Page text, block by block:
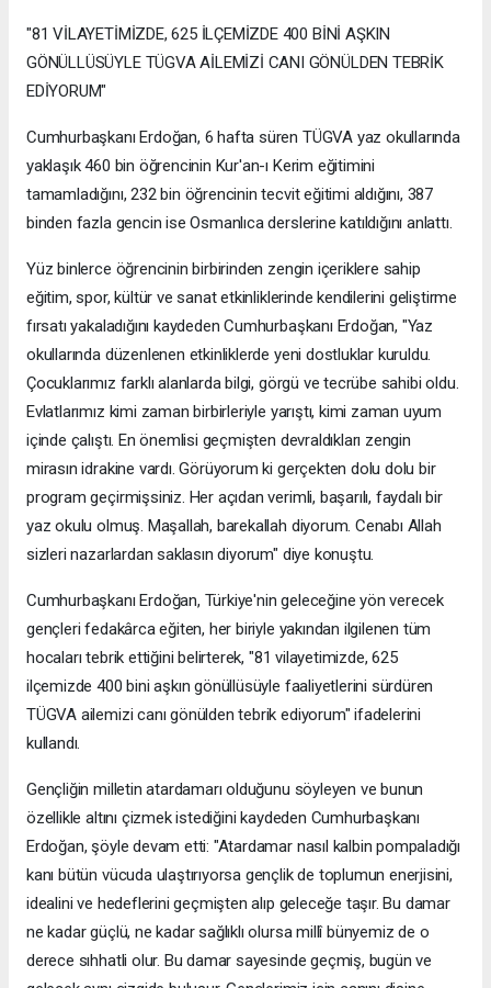
"81 VİLAYETİMİZDE, 625 İLÇEMİZDE 400 BİNİ AŞKIN
GÖNÜLLÜSÜYLE TÜGVA AİLEMİZİ CANI GÖNÜLDEN TEBRİK
EDİYORUM"
Cumhurbaşkanı Erdoğan, 6 hafta süren TÜGVA yaz okullarında
yaklaşık 460 bin öğrencinin Kur'an-ı Kerim eğitimini
tamamladığını, 232 bin öğrencinin tecvit eğitimi aldığını, 387
binden fazla gencin ise Osmanlıca derslerine katıldığını anlattı.
Yüz binlerce öğrencinin birbirinden zengin içeriklere sahip
eğitim, spor, kültür ve sanat etkinliklerinde kendilerini geliştirme
fırsatı yakaladığını kaydeden Cumhurbaşkanı Erdoğan, "Yaz
okullarında düzenlenen etkinliklerde yeni dostluklar kuruldu.
Çocuklarımız farklı alanlarda bilgi, görgü ve tecrübe sahibi oldu.
Evlatlarımız kimi zaman birbirleriyle yarıştı, kimi zaman uyum
içinde çalıştı. En önemlisi geçmişten devraldıkları zengin
mirasın idrakine vardı. Görüyorum ki gerçekten dolu dolu bir
program geçirmişsiniz. Her açıdan verimli, başarılı, faydalı bir
yaz okulu olmuş. Maşallah, barekallah diyorum. Cenabı Allah
sizleri nazarlardan saklasın diyorum" diye konuştu.
Cumhurbaşkanı Erdoğan, Türkiye'nin geleceğine yön verecek
gençleri fedakârca eğiten, her biriyle yakından ilgilenen tüm
hocaları tebrik ettiğini belirterek, "81 vilayetimizde, 625
ilçemizde 400 bini aşkın gönüllüsüyle faaliyetlerini sürdüren
TÜGVA ailemizi canı gönülden tebrik ediyorum" ifadelerini
kullandı.
Gençliğin milletin atardamarı olduğunu söyleyen ve bunun
özellikle altını çizmek istediğini kaydeden Cumhurbaşkanı
Erdoğan, şöyle devam etti: "Atardamar nasıl kalbin pompaladığı
kanı bütün vücuda ulaştırıyorsa gençlik de toplumun enerjisini,
idealini ve hedeflerini geçmişten alıp geleceğe taşır. Bu damar
ne kadar güçlü, ne kadar sağlıklı olursa millî bünyemiz de o
derece sıhhatli olur. Bu damar sayesinde geçmiş, bugün ve